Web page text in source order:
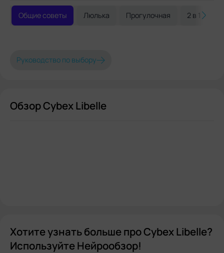
Общие советы Люлька Прогулочная 2 в 1
Руководство по выбору
Обзор Cybex Libelle
Хотите узнать больше про Cybex Libelle?
Используйте Нейрообзор!